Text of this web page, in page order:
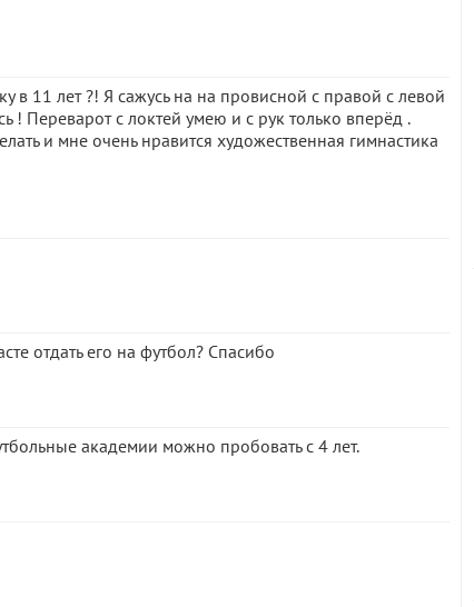
в 11 лет ?! Я сажусь на на провисной с правой с левой
! Переварот с локтей умею и с рук только вперёд .
и мне очень нравится художественная гимнастика
отдать его на футбол? Спасибо
академии можно пробовать с 4 лет.